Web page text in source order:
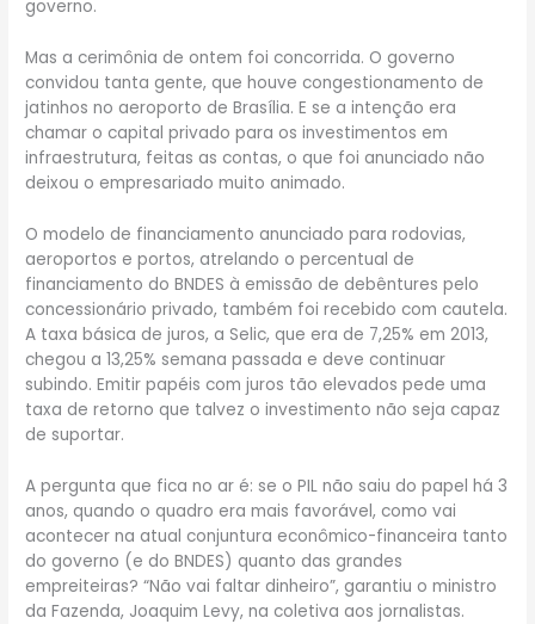
governo.
Mas a cerimônia de ontem foi concorrida. O governo
convidou tanta gente, que houve congestionamento de
jatinhos no aeroporto de Brasília. E se a intenção era
chamar o capital privado para os investimentos em
infraestrutura, feitas as contas, o que foi anunciado não
deixou o empresariado muito animado.
O modelo de financiamento anunciado para rodovias,
aeroportos e portos, atrelando o percentual de
financiamento do BNDES à emissão de debêntures pelo
concessionário privado, também foi recebido com cautela.
A taxa básica de juros, a Selic, que era de 7,25% em 2013,
chegou a 13,25% semana passada e deve continuar
subindo. Emitir papéis com juros tão elevados pede uma
taxa de retorno que talvez o investimento não seja capaz
de suportar.
A pergunta que fica no ar é: se o PIL não saiu do papel há 3
anos, quando o quadro era mais favorável, como vai
acontecer na atual conjuntura econômico-financeira tanto
do governo (e do BNDES) quanto das grandes
empreiteiras? “Não vai faltar dinheiro”, garantiu o ministro
da Fazenda, Joaquim Levy, na coletiva aos jornalistas.